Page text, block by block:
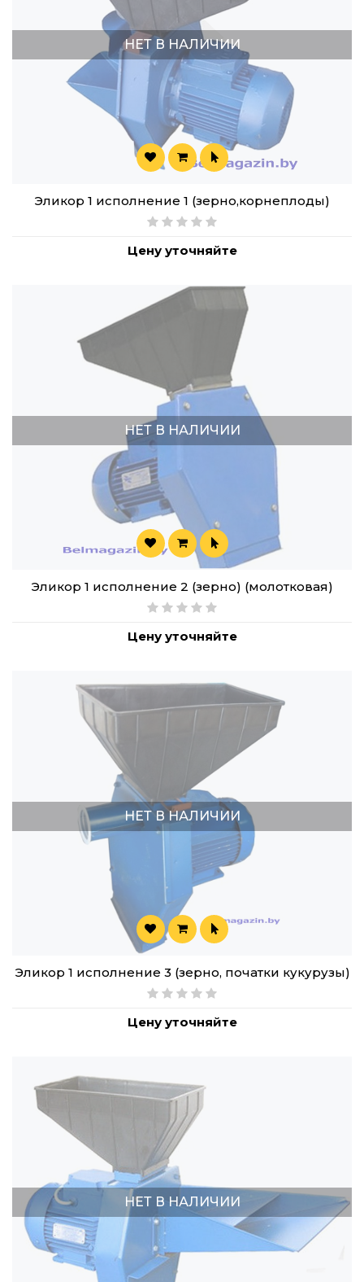
НЕТ В НАЛИЧИИ
Эликор 1 исполнение 1 (зерно,корнеплоды)
Цену уточняйте
НЕТ В НАЛИЧИИ
Эликор 1 исполнение 2 (зерно) (молотковая)
Цену уточняйте
НЕТ В НАЛИЧИИ
Эликор 1 исполнение 3 (зерно, початки кукурузы)
Цену уточняйте
НЕТ В НАЛИЧИИ